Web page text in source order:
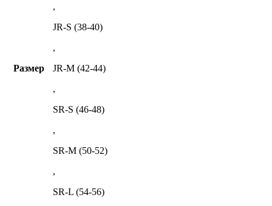
Размер
,
JR-S (38-40)
,
JR-M (42-44)
,
SR-S (46-48)
,
SR-M (50-52)
,
SR-L (54-56)